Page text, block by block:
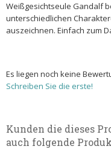
Weißgesichtseule Gandalf
unterschiedlichen
auszeichnen. Einfach zum
Es liegen noch keine
Schreiben Sie die erste!
Kunden die dieses
auch folgende